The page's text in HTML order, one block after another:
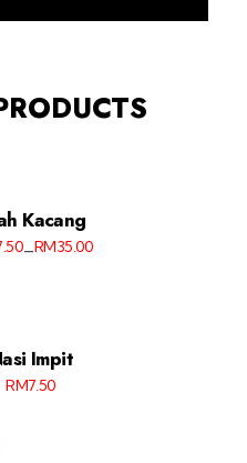
Kacang
–RM35.00
Impit
RM7.50